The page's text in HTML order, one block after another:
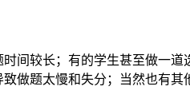
间较长；有的学生甚至做一
做题太慢和失分；当然也有其